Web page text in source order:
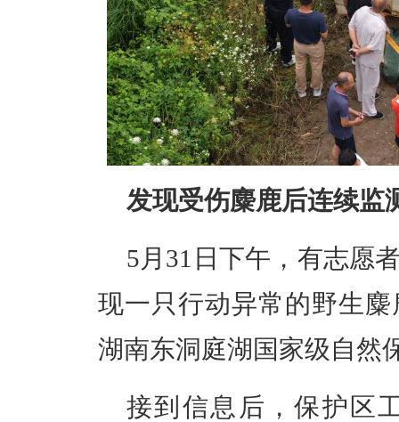
发现受伤麋鹿后连续监
5月31日下午，有志愿
现一只行动异常的野生
湖南东洞庭湖国家级自然
接到信息后，保护区